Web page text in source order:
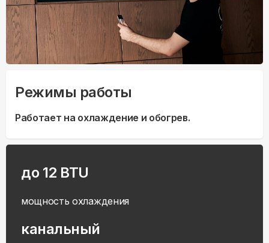
Режимы работы
Работает на охлаждение и обогрев.
до 12 BTU
мощность охлаждения
канальный